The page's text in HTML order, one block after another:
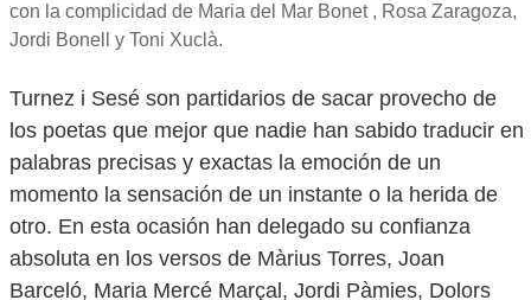
con la complicidad de Maria del Mar Bonet , Rosa Zaragoza,
Jordi Bonell y Toni Xuclà.
Turnez i Sesé son partidarios de sacar provecho de
los poetas que mejor que nadie han sabido traducir en
palabras precisas y exactas la emoción de un
momento la sensación de un instante o la herida de
otro. En esta ocasión han delegado su confianza
absoluta en los versos de Màrius Torres, Joan
Barceló, Maria Mercé Marçal, Jordi Pàmies, Dolors